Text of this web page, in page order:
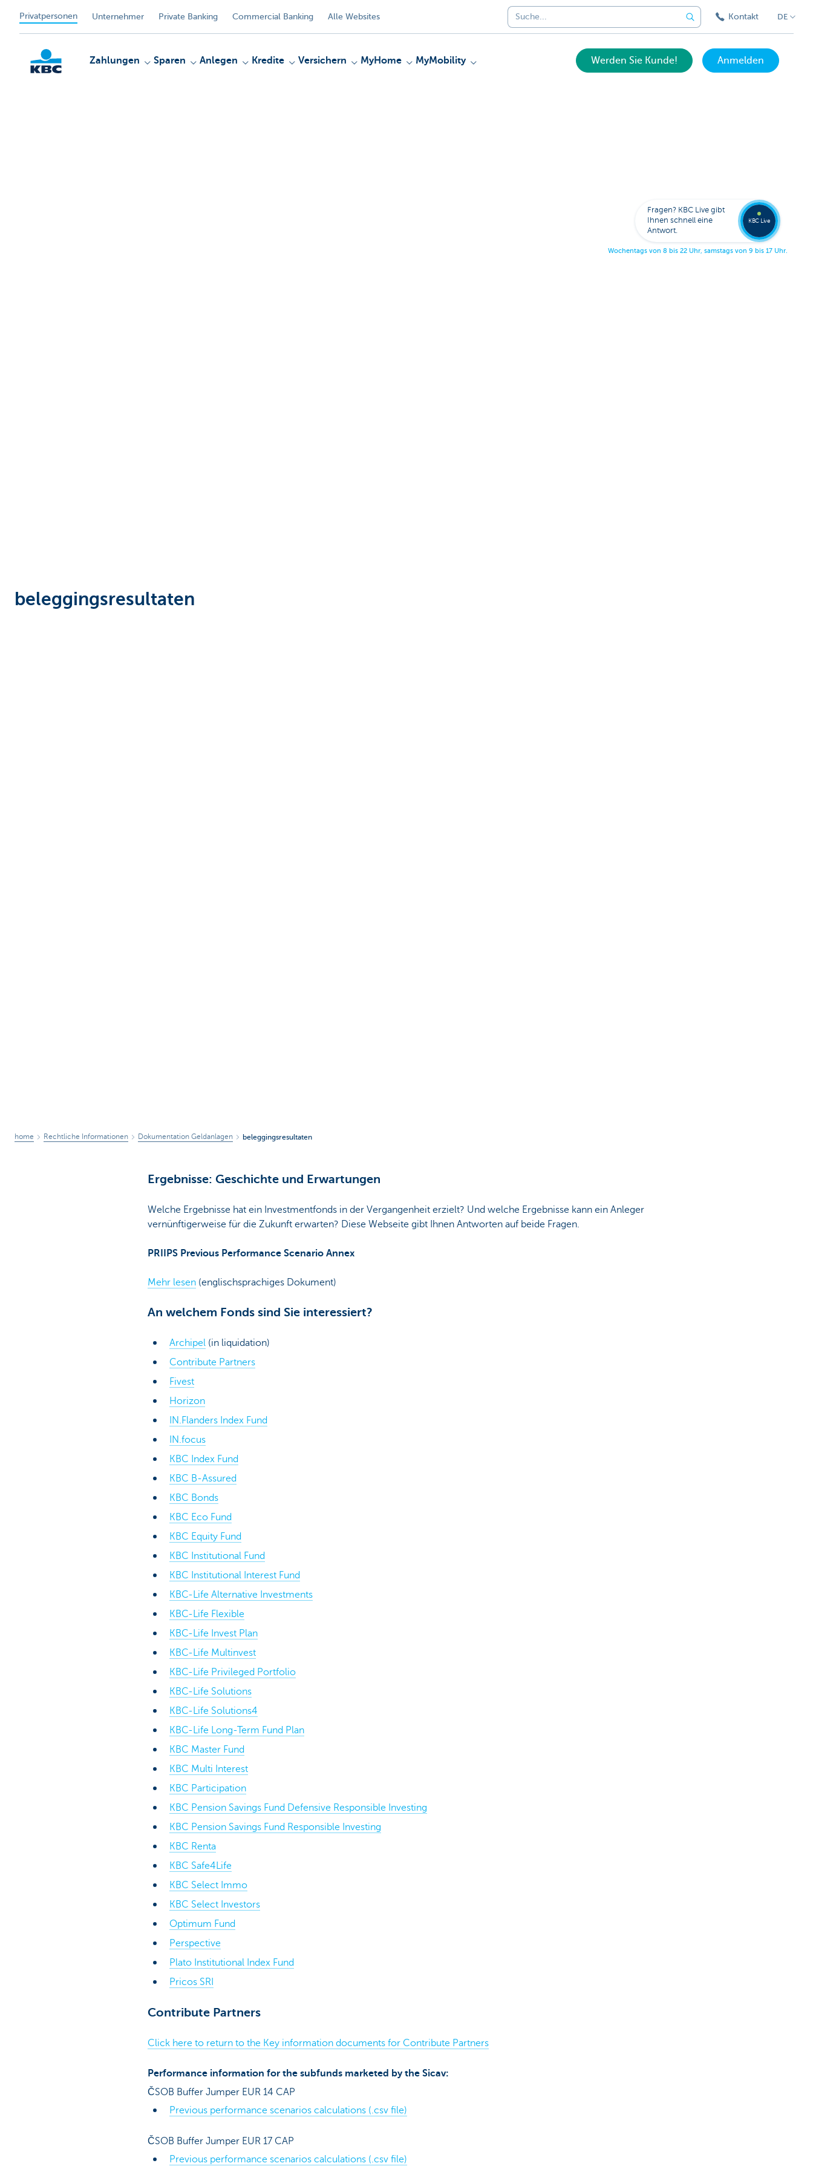
Privatpersonen Unternehmer Private Banking Commercial Banking Alle Websites Kontakt DE
Zahlungen Sparen Anlegen Kredite Versichern MyHome MyMobility Werden Sie Kunde! Anmelden
beleggingsresultaten
home Rechtliche Informationen Dokumentation Geldanlagen beleggingsresultaten
Ergebnisse: Geschichte und Erwartungen
Welche Ergebnisse hat ein Investmentfonds in der Vergangenheit erzielt? Und welche Ergebnisse kann ein Anleger
vernünftigerweise für die Zukunft erwarten? Diese Webseite gibt Ihnen Antworten auf beide Fragen.
PRIIPS Previous Performance Scenario Annex
Mehr lesen (englischsprachiges Dokument)
An welchem Fonds sind Sie interessiert?
Archipel (in liquidation)
Contribute Partners
Fivest
Horizon
IN.Flanders Index Fund
IN.focus
KBC Index Fund
KBC B-Assured
KBC Bonds
KBC Eco Fund
KBC Equity Fund
KBC Institutional Fund
KBC Institutional Interest Fund
KBC-Life Alternative Investments
KBC-Life Flexible
KBC-Life Invest Plan
KBC-Life Multinvest
KBC-Life Privileged Portfolio
KBC-Life Solutions
KBC-Life Solutions4
KBC-Life Long-Term Fund Plan
KBC Master Fund
KBC Multi Interest
KBC Participation
KBC Pension Savings Fund Defensive Responsible Investing
KBC Pension Savings Fund Responsible Investing
KBC Renta
KBC Safe4Life
KBC Select Immo
KBC Select Investors
Optimum Fund
Perspective
Plato Institutional Index Fund
Pricos SRI
Contribute Partners
Click here to return to the Key information documents for Contribute Partners
Performance information for the subfunds marketed by the Sicav:
ČSOB Buffer Jumper EUR 14 CAP
Previous performance scenarios calculations (.csv file)
ČSOB Buffer Jumper EUR 17 CAP
Previous performance scenarios calculations (.csv file)
Fragen? KBC Live gibt
Ihnen schnell eine
Antwort.
Wochentags von 8 bis 22 Uhr, samstags von 9 bis 17 Uhr.
KBC Live